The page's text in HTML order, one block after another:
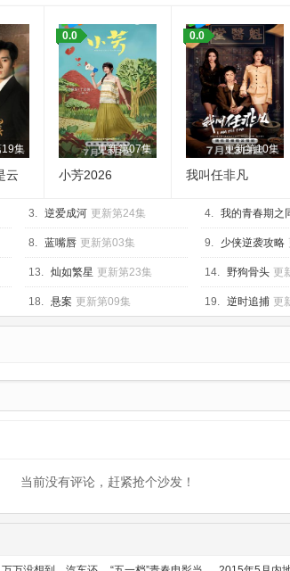
集
云
更新第07集
0.0
小芳2026
更新第10集
0.0
我叫任非凡
3. 逆爱成河 更新第24集 4. 我的青春期之
10集
8. 蓝嘴唇 更新第03集 9. 少侠逆袭攻略
13. 灿如繁星 更新第23集 14. 野狗骨头 更
18. 悬案 更新第09集 19. 逆时追捕 更
当前没有评论，赶紧抢个沙发！